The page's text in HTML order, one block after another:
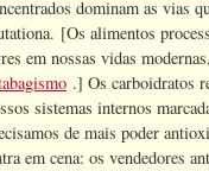
dominam as vias
[Os alimentos
em nossas vidas
.] Os carboidratos
sistemas internos
de mais poder
em cena: os vendedores